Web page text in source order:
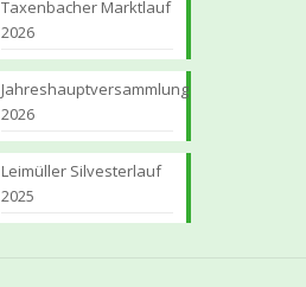
Taxenbacher Marktlauf
2026
Jahreshauptversammlung
2026
Leimüller Silvesterlauf
2025